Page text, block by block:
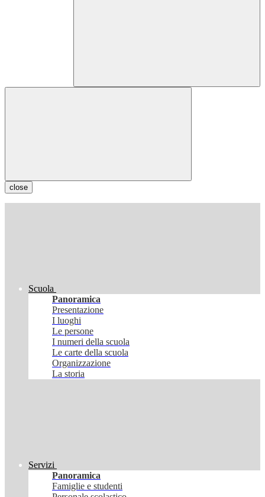
close
Scuola
Panoramica
Presentazione
I luoghi
Le persone
I numeri della scuola
Le carte della scuola
Organizzazione
La storia
Servizi
Panoramica
Famiglie e studenti